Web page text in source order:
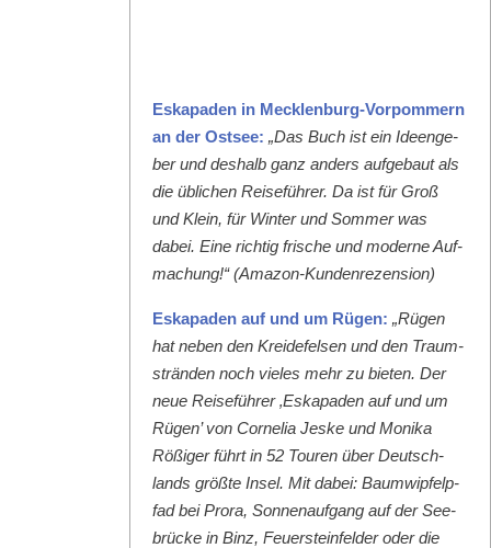
Eska­paden in Meck­len­burg-Vor­pom­mern
an der Ost­see: „Das Buch ist ein Ideenge­
ber und deshalb ganz anders aufge­baut als
die üblichen Reise­führer. Da ist für Groß
und Klein, für Win­ter und Som­mer was
dabei. Eine richtig frische und mod­erne Auf­
machung!“ (Ama­zon-Kun­den­rezen­sion)
Eska­paden auf und um Rügen: „Rügen
hat neben den Krei­de­felsen und den Traum­
strän­den noch vieles mehr zu bieten. Der
neue Reise­führer ‚Eska­paden auf und um
Rügen’ von Cor­nelia Jeske und Moni­ka
Rößiger führt in 52 Touren über Deutsch­
lands größte Insel. Mit dabei: Baumwipfelp­
fad bei Pro­ra, Son­nenauf­gang auf der See­
brücke in Binz, Feuer­ste­in­felder oder die